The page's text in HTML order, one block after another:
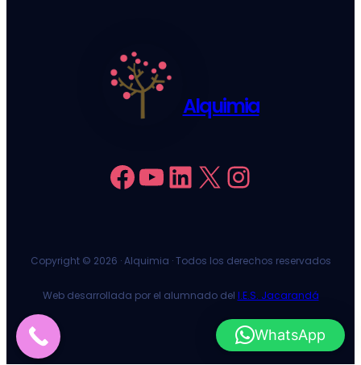
Alquimia
Facebook YouTube LinkedIn X Instagram
Copyright © 2026 · Alquimia · Todos los derechos reservados
Web desarrollada por el alumnado del I.E.S. Jacarandá
WhatsApp